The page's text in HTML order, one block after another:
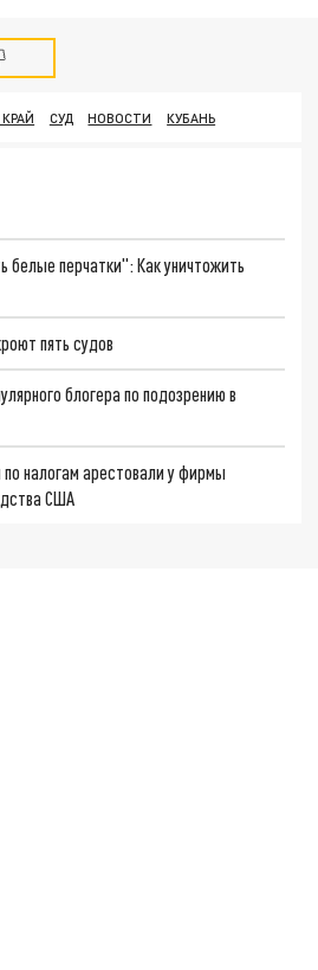
СУД НОВОСТИ КУБАНЬ
белые перчатки": Как уничтожить
пять судов
блогера по подозрению в
налогам арестовали у фирмы
США